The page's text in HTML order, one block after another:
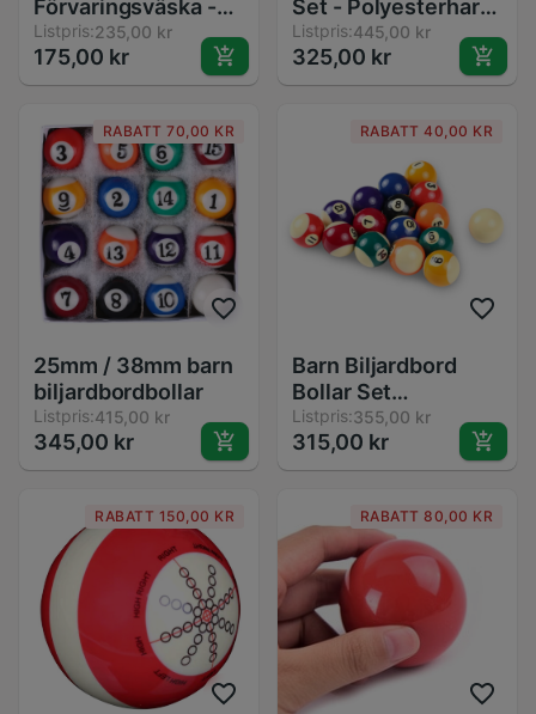
Förvaringsväska -
Bärbar Biljardkö
Förvaringsväska -
Flanell Klubbväska
Listpris:235,00 kr
175,00 kr
Set - Polyesterharts
- 25mm / 38mm
Listpris:445,00 kr
325,00 kr
RABATT 70,00 KR
25mm / 38mm barn
biljardbordbollar
Listpris:415,00 kr
345,00 kr
RABATT 40,00 KR
Barn Biljardbord
Bollar Set
25mm/38mm -
Resin Liten Pool Kö
Bollar Fullt Set
Listpris:355,00 kr
315,00 kr
RABATT 150,00 KR RABATT 80,00 KR